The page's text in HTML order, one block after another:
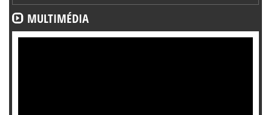
MULTIMÉDIA